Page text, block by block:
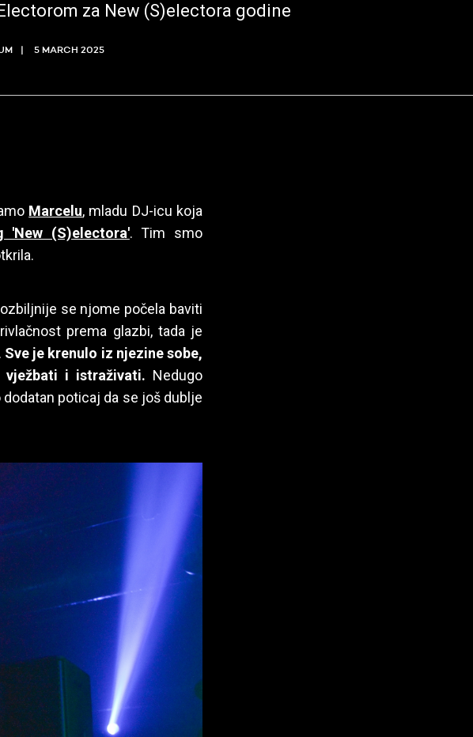
za New (S)electora godine
5 MARCH 2025
Marcelu, mladu DJ-icu koja
'New (S)electora'. Tim smo
se njome počela baviti
prema glazbi, tada je
Sve je krenulo iz njezine sobe,
vježbati i istraživati. Nedugo
poticaj da se još dublje